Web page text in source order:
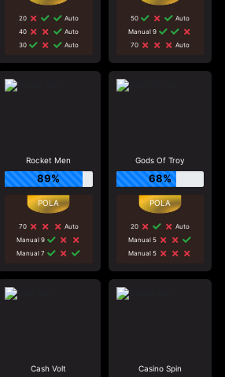
20
Auto
40
Auto
30
Auto
50
Auto
Manual 9
70
Auto
Rocket Men
89%
70
Auto
Manual 9
Manual 7
Gods Of Troy
68%
20
Auto
Manual 5
Manual 5
Cash Volt Casino Spin